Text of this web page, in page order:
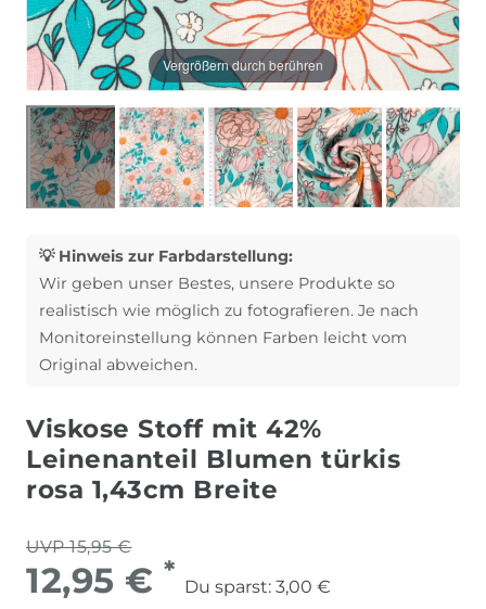
Vergrößern durch berühren
💡 Hinweis zur Farbdarstellung:
Wir geben unser Bestes, unsere Produkte so
realistisch wie möglich zu fotografieren. Je nach
Monitoreinstellung können Farben leicht vom
Original abweichen.
Viskose Stoff mit 42%
Leinenanteil Blumen türkis
rosa 1,43cm Breite
UVP 15,95 €
12,95 € *
Du sparst: 3,00 €